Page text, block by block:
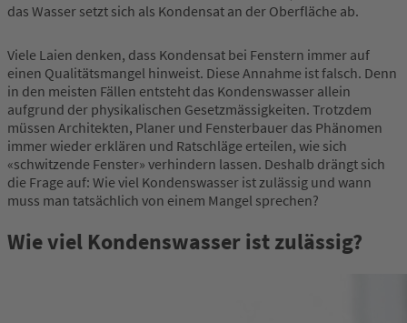
das Wasser setzt sich als Kondensat an der Oberfläche ab.
Viele Laien denken, dass Kondensat bei Fenstern immer auf
einen Qualitätsmangel hinweist. Diese Annahme ist falsch. Denn
in den meisten Fällen entsteht das Kondenswasser allein
aufgrund der physikalischen Gesetzmässigkeiten. Trotzdem
müssen Architekten, Planer und Fensterbauer das Phänomen
immer wieder erklären und Ratschläge erteilen, wie sich
«schwitzende Fenster» verhindern lassen. Deshalb drängt sich
die Frage auf: Wie viel Kondenswasser ist zulässig und wann
muss man tatsächlich von einem Mangel sprechen?
Wie viel Kondenswasser ist zulässig?